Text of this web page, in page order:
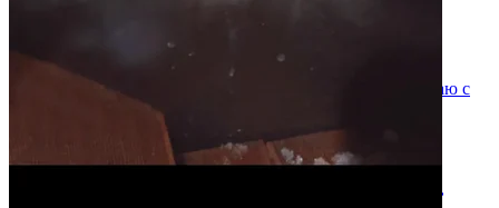
1. Встреча и тёплый чай на кухне.
2. Заход в парную (контролирую жар и влажность, поддаю с
3. Пилинг кесе — преображение кожи.
4. Купель или чан — контраст и восторг.
5. Пенный массаж — невероятно легкий, нежный.
6. Растирание тела натуральным медовым скрабом ( мёд,